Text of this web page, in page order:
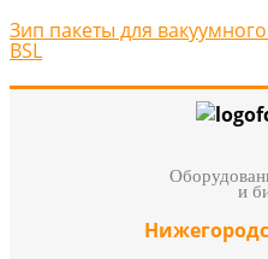
Зип пакеты для
BSL
и